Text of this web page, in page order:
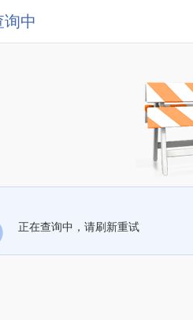
询中
正在查询中，请刷新重试